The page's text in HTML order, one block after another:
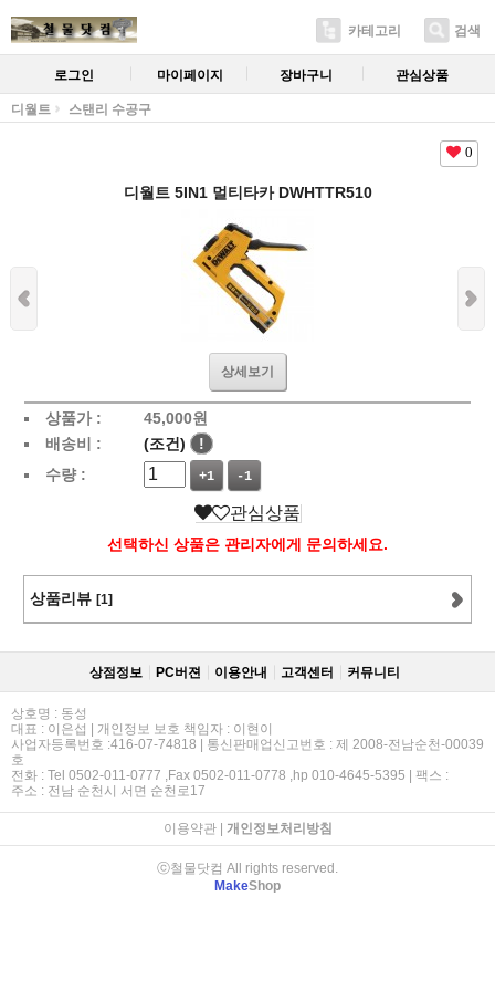
카테고리 검색
로그인 마이페이지 장바구니 관심상품
디월트 스탠리 수공구
0
디월트 5IN1 멀티타카 DWHTTR510
상세보기
상품가 : 45,000원
배송비 :
(조건)
!
수량 :
+1 -1
관심상품
선택하신 상품은 관리자에게 문의하세요.
상품리뷰 [1]
상점정보 PC버젼 이용안내 고객센터 커뮤니티
상호명 : 동성
대표 : 이은섭 | 개인정보 보호 책임자 : 이현이
사업자등록번호 :416-07-74818 | 통신판매업신고번호 : 제 2008-전남순천-00039
호
전화 : Tel 0502-011-0777 ,Fax 0502-011-0778 ,hp 010-4645-5395 | 팩스 :
주소 : 전남 순천시 서면 순천로17
이용약관| 개인정보처리방침
ⓒ철물닷컴 All rights reserved.
MakeShop